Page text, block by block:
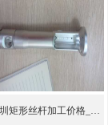
深圳矩形丝杆加工价格_多头丝杆加工报价_深圳矩形丝杆加工报价